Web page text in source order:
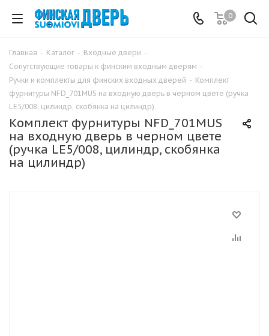
0
Главная - Каталог - Входные двери -
Сопутствующие товары к финским входным дверям -
Ручки и комплекты для финских входных дверей - Комплект
фурнитуры NFD_701MUS на входную дверь в черном цвете (ручка
LE5/008, цилиндр, скобянка на цилиндр)
Комплект фурнитуры NFD_701MUS
на входную дверь в черном цвете
(ручка LE5/008, цилиндр, скобянка
на цилиндр)